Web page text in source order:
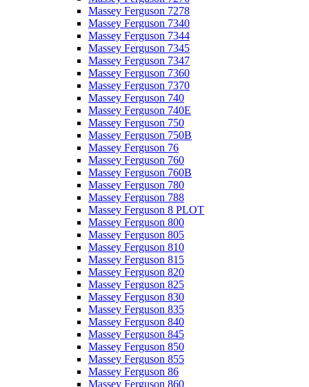
Massey Ferguson 7278
Massey Ferguson 7340
Massey Ferguson 7344
Massey Ferguson 7345
Massey Ferguson 7347
Massey Ferguson 7360
Massey Ferguson 7370
Massey Ferguson 740
Massey Ferguson 740E
Massey Ferguson 750
Massey Ferguson 750B
Massey Ferguson 76
Massey Ferguson 760
Massey Ferguson 760B
Massey Ferguson 780
Massey Ferguson 788
Massey Ferguson 8 PLOT
Massey Ferguson 800
Massey Ferguson 805
Massey Ferguson 810
Massey Ferguson 815
Massey Ferguson 820
Massey Ferguson 825
Massey Ferguson 830
Massey Ferguson 835
Massey Ferguson 840
Massey Ferguson 845
Massey Ferguson 850
Massey Ferguson 855
Massey Ferguson 86
Massey Ferguson 860